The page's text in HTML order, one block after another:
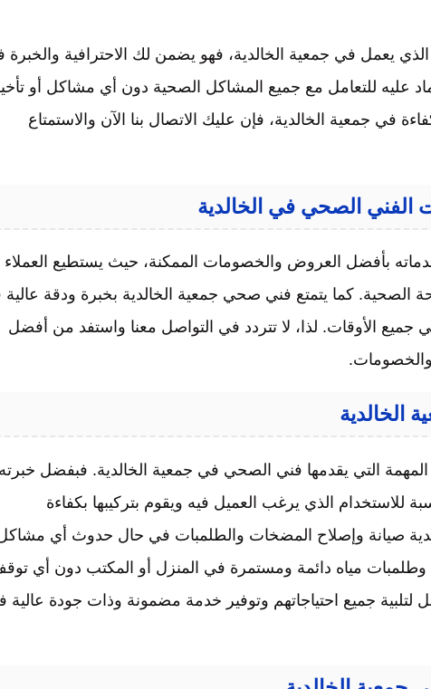
يعمل في جمعية الخالدية، فهو يضمن لك الاحترافية والخبرة
عليه للتعامل مع جميع المشاكل الصحية دون أي مشاكل أو
في جمعية الخالدية، فإن عليك الاتصال بنا الآن والاستمتاع
بأفضل العروض والخصومات الممكنة، حيث يستطيع العملاء
الصحية. كما يتمتع فني صحي جمعية الخالدية بخبرة ودقة
الأوقات. لذا، لا تتردد في التواصل معنا واستفد من أفضل
التي يقدمها فني الصحي في جمعية الخالدية. فبفضل
للاستخدام الذي يرغب العميل فيه ويقوم بتركيبها بكفاءة
صيانة وإصلاح المضخات والطلمبات في حال حدوث أي
وطلمبات مياه دائمة ومستمرة في المنزل أو المكتب دون أي
جميع احتياجاتهم وتوفير خدمة مضمونة وذات جودة عالية